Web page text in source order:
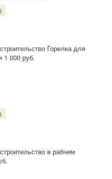
Горелка для
1 000 руб.
в рабчем